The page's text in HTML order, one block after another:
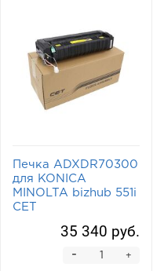
Печка ADXDR70300
для KONICA
MINOLTA bizhub 551i
CET
35 340 руб.
+
-